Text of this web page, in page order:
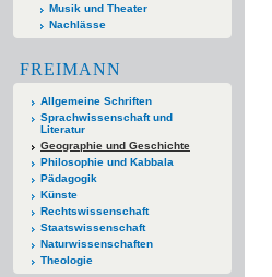
Musik und Theater
Nachlässe
FREIMANN
Allgemeine Schriften
Sprachwissenschaft und
Literatur
Geographie und Geschichte
Philosophie und Kabbala
Pädagogik
Künste
Rechtswissenschaft
Staatswissenschaft
Naturwissenschaften
Theologie